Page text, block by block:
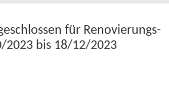
für Renovierungs-
bis 18/12/2023